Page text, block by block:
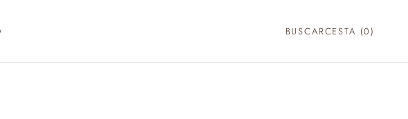
BUSCARCESTA (0)